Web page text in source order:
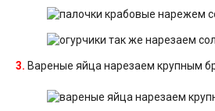
3. Вареные яйца нарезаем крупным